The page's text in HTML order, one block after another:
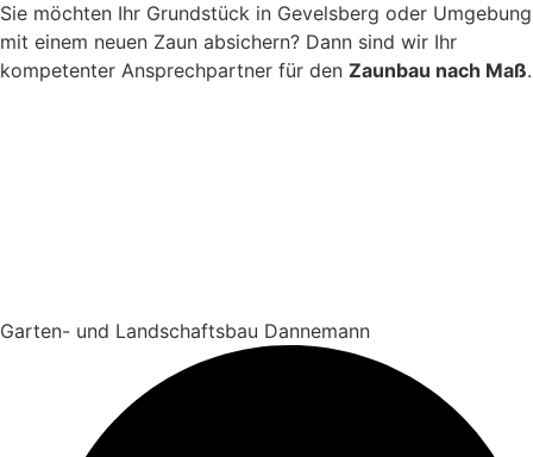
Sie möchten Ihr Grundstück in Gevelsberg oder Umgebung
mit einem neuen Zaun absichern? Dann sind wir Ihr
kompetenter Ansprechpartner für den Zaunbau nach Maß.
Garten- und Landschaftsbau Dannemann